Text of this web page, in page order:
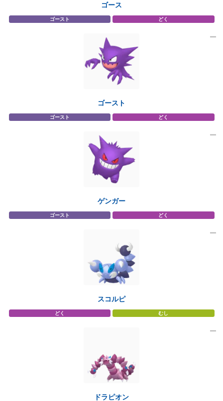
ゴース
ゴースト どく
ゴースト
ゴースト どく
ゲンガー
ゴースト どく
スコルピ
どく むし
ドラピオン